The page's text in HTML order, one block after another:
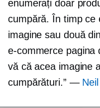
enumerați doar
cumpără. În timp ce
imagine sau două
e-commerce pagina
vă că acea imagine
cumpărături.” —